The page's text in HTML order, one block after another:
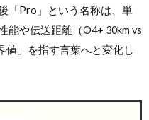
「Pro」という名称は、単
能や伝送距離（O4+ 30km vs
値」を指す言葉へと変化し